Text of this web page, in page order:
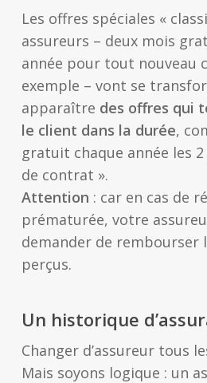
Les offres spéciales «
assureurs – deux mois
année pour tout nouveau
exemple – vont se
apparaître des offres qui
le client dans la durée,
gratuit chaque année les
de contrat ».
Attention : car en cas de
prématurée, votre
demander de rembourser
perçus.
Un historique
Changer d’assureur tous
Mais soyons logique : un